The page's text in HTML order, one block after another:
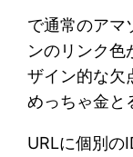
で通常のアマ
ンのリンク色
ザイン的な欠
めっちゃ金と
URLに個別の